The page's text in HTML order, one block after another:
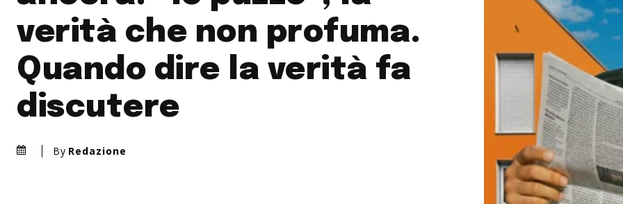
verità che non profuma.
Quando dire la verità fa
discutere
By Redazione